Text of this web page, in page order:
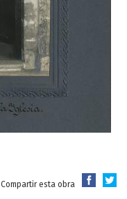
Compartir esta obra